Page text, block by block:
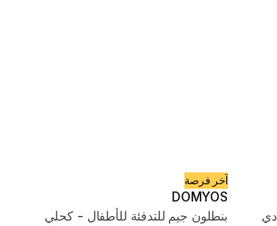
آخر فرصة
DOMYOS
بنطلون جيم للتدفئة للأطفال - كحلي